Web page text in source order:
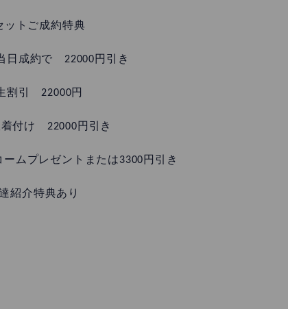
ットご成約特典
日成約で 22000円引き
割引 22000円
付け 22000円引き
ムプレゼントまたは3300円引き
紹介特典あり